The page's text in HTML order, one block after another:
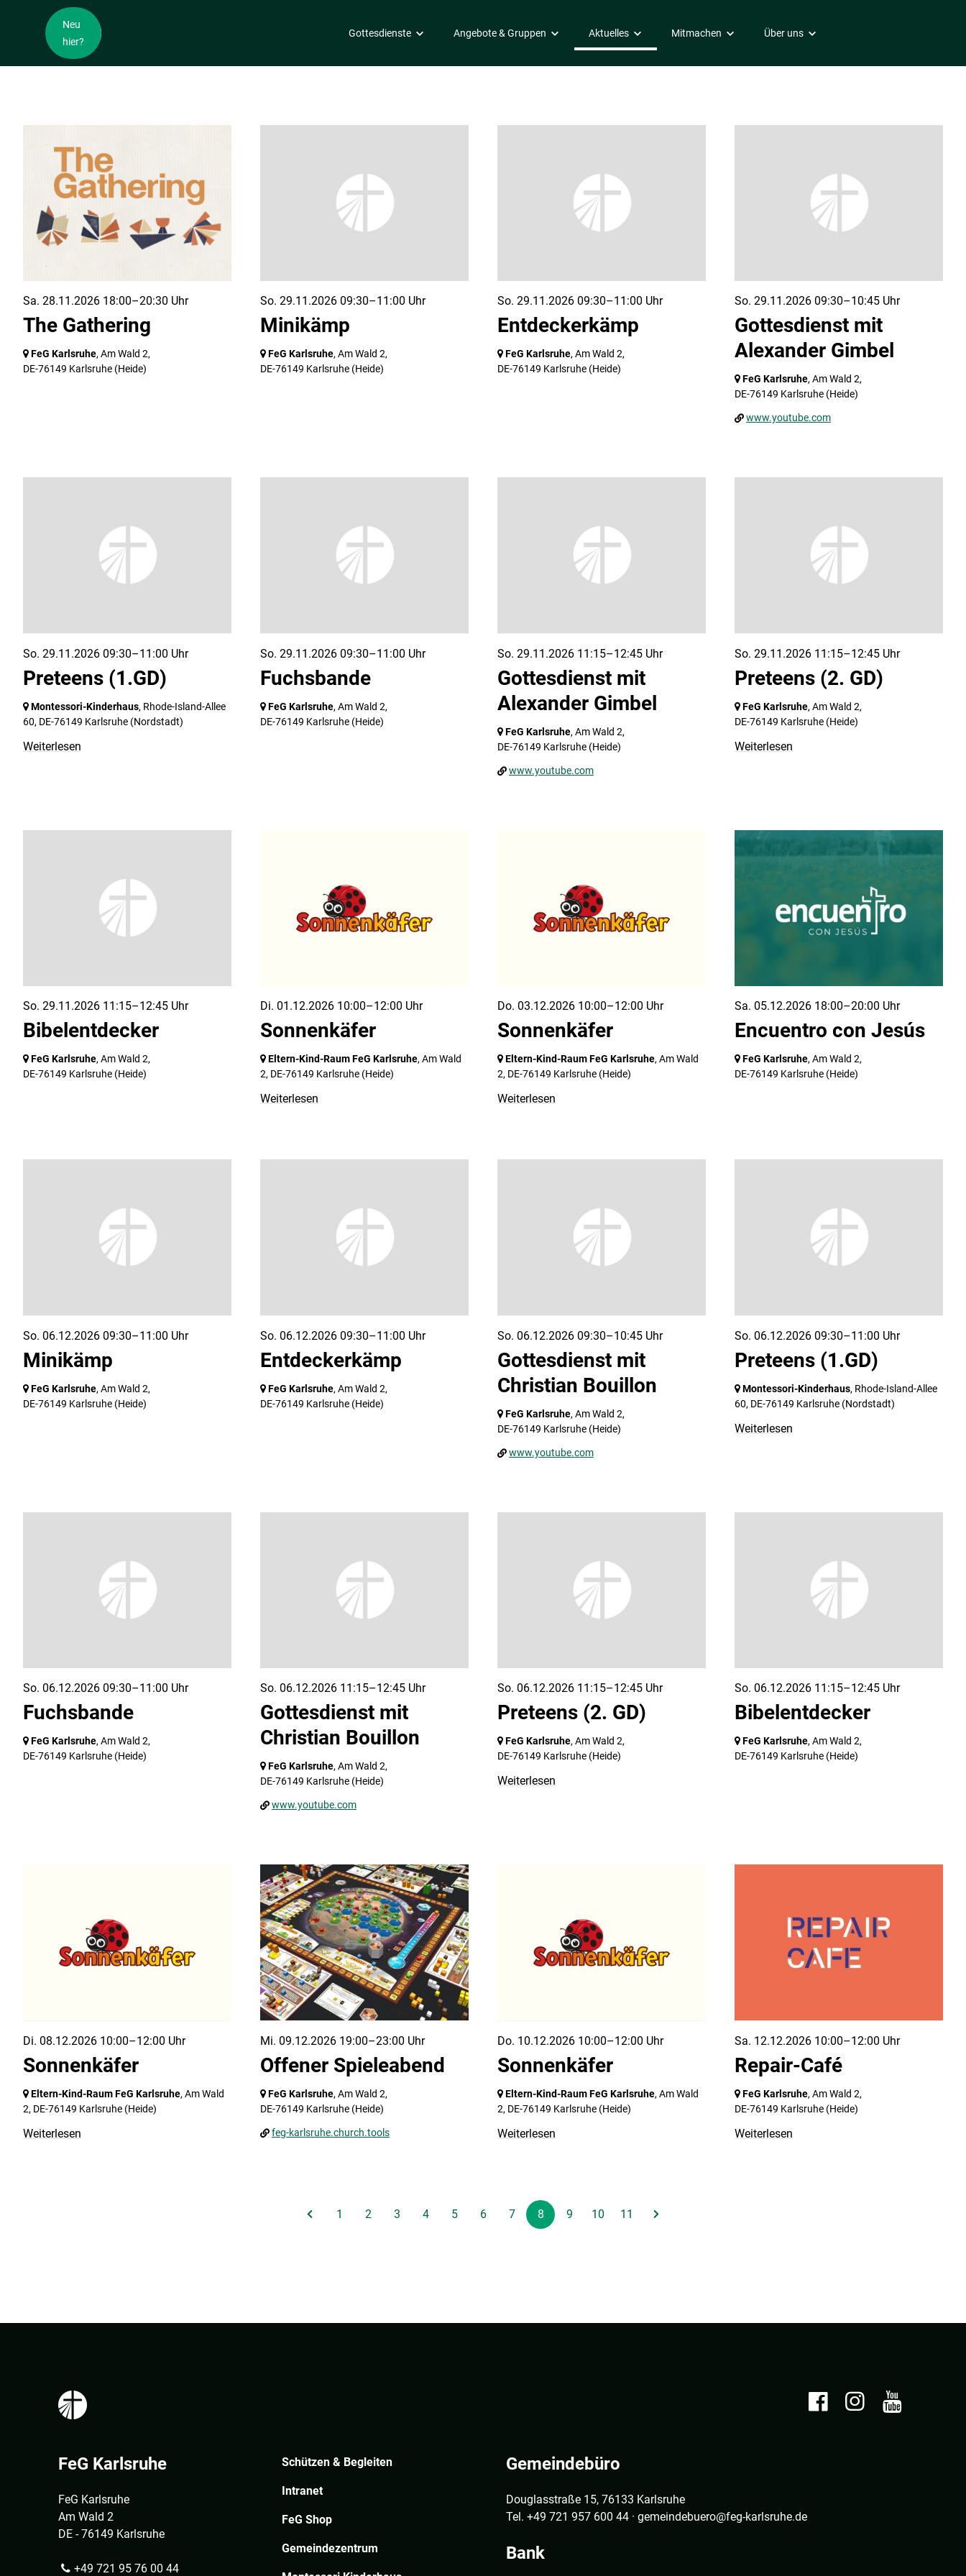
Neu
hier?
Gottesdienste Angebote & Gruppen
Frauen
Senioren (lebensweise)
Junge Erwachsene
Mittendrin (ca. 20 - 30 Jahre)
Projekt 3D (9. - 10. Klasse)
Schutzkonzept
Schutzkonzept Flüchtlings- & Migrantenarbeit
Internationale Hauskreise
Aktuelles Mitmachen Über uns
Projekte im Ausland
Sa. 28.11.2026 18:00–20:30 Uhr
The Gathering
FeG Karlsruhe, Am Wald 2,
DE-76149 Karlsruhe (Heide)
So. 29.11.2026 09:30–11:00 Uhr
Minikämp
FeG Karlsruhe, Am Wald 2,
DE-76149 Karlsruhe (Heide)
So. 29.11.2026 09:30–11:00 Uhr
Entdeckerkämp
FeG Karlsruhe, Am Wald 2,
DE-76149 Karlsruhe (Heide)
So. 29.11.2026 09:30–10:45 Uhr
Gottesdienst mit
Alexander Gimbel
FeG Karlsruhe, Am Wald 2,
DE-76149 Karlsruhe (Heide)
www.youtube.com
So. 29.11.2026 09:30–11:00 Uhr
Preteens (1.GD)
Montessori-Kinderhaus, Rhode-Island-Allee
60, DE-76149 Karlsruhe (Nordstadt)
Weiterlesen
So. 29.11.2026 09:30–11:00 Uhr
Fuchsbande
FeG Karlsruhe, Am Wald 2,
DE-76149 Karlsruhe (Heide)
So. 29.11.2026 11:15–12:45 Uhr
Gottesdienst mit
Alexander Gimbel
FeG Karlsruhe, Am Wald 2,
DE-76149 Karlsruhe (Heide)
www.youtube.com
So. 29.11.2026 11:15–12:45 Uhr
Preteens (2. GD)
FeG Karlsruhe, Am Wald 2,
DE-76149 Karlsruhe (Heide)
Weiterlesen
So. 29.11.2026 11:15–12:45 Uhr
Bibelentdecker
FeG Karlsruhe, Am Wald 2,
DE-76149 Karlsruhe (Heide)
Di. 01.12.2026 10:00–12:00 Uhr
Sonnenkäfer
Eltern-Kind-Raum FeG Karlsruhe, Am Wald
2, DE-76149 Karlsruhe (Heide)
Weiterlesen
Do. 03.12.2026 10:00–12:00 Uhr
Sonnenkäfer
Eltern-Kind-Raum FeG Karlsruhe, Am Wald
2, DE-76149 Karlsruhe (Heide)
Weiterlesen
Sa. 05.12.2026 18:00–20:00 Uhr
Encuentro con Jesús
FeG Karlsruhe, Am Wald 2,
DE-76149 Karlsruhe (Heide)
So. 06.12.2026 09:30–11:00 Uhr
Minikämp
FeG Karlsruhe, Am Wald 2,
DE-76149 Karlsruhe (Heide)
So. 06.12.2026 09:30–11:00 Uhr
Entdeckerkämp
FeG Karlsruhe, Am Wald 2,
DE-76149 Karlsruhe (Heide)
So. 06.12.2026 09:30–10:45 Uhr
Gottesdienst mit
Christian Bouillon
FeG Karlsruhe, Am Wald 2,
DE-76149 Karlsruhe (Heide)
www.youtube.com
So. 06.12.2026 09:30–11:00 Uhr
Preteens (1.GD)
Montessori-Kinderhaus, Rhode-Island-Allee
60, DE-76149 Karlsruhe (Nordstadt)
Weiterlesen
So. 06.12.2026 09:30–11:00 Uhr
Fuchsbande
FeG Karlsruhe, Am Wald 2,
DE-76149 Karlsruhe (Heide)
So. 06.12.2026 11:15–12:45 Uhr
Gottesdienst mit
Christian Bouillon
FeG Karlsruhe, Am Wald 2,
DE-76149 Karlsruhe (Heide)
www.youtube.com
So. 06.12.2026 11:15–12:45 Uhr
Preteens (2. GD)
FeG Karlsruhe, Am Wald 2,
DE-76149 Karlsruhe (Heide)
Weiterlesen
So. 06.12.2026 11:15–12:45 Uhr
Bibelentdecker
FeG Karlsruhe, Am Wald 2,
DE-76149 Karlsruhe (Heide)
Di. 08.12.2026 10:00–12:00 Uhr
Sonnenkäfer
Eltern-Kind-Raum FeG Karlsruhe, Am Wald
2, DE-76149 Karlsruhe (Heide)
Weiterlesen
Mi. 09.12.2026 19:00–23:00 Uhr
Offener Spieleabend
FeG Karlsruhe, Am Wald 2,
DE-76149 Karlsruhe (Heide)
feg-karlsruhe.church.tools
Do. 10.12.2026 10:00–12:00 Uhr
Sonnenkäfer
Eltern-Kind-Raum FeG Karlsruhe, Am Wald
2, DE-76149 Karlsruhe (Heide)
Weiterlesen
Sa. 12.12.2026 10:00–12:00 Uhr
Repair-Café
FeG Karlsruhe, Am Wald 2,
DE-76149 Karlsruhe (Heide)
Weiterlesen
1 2 3 4 5 6 7 8 9 10 11
FeG Karlsruhe
FeG Karlsruhe
Am Wald 2
DE - 76149 Karlsruhe
+49 721 95 76 00 44
Schützen & Begleiten
Intranet
FeG Shop
Gemeindezentrum
Gemeindebüro
Douglasstraße 15, 76133 Karlsruhe
Tel. +49 721 957 600 44 · gemeindebuero@feg-karlsruhe.de
Bank